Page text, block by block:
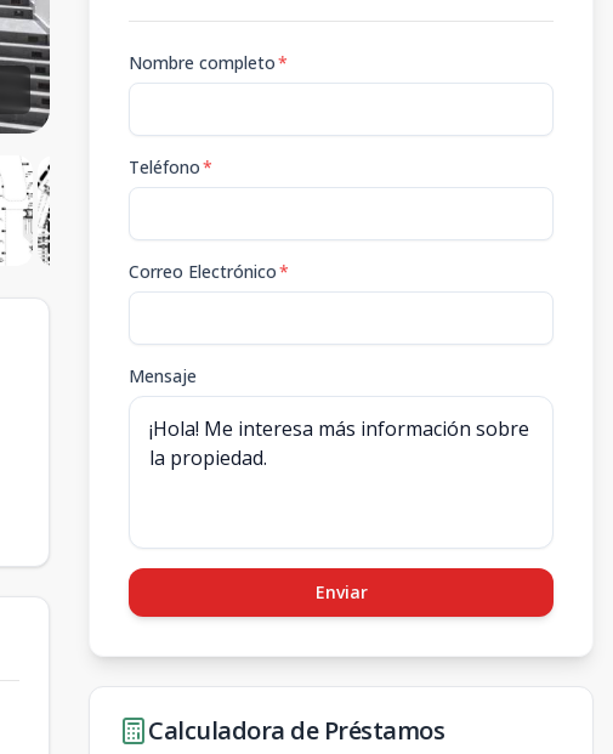
Nombre completo*
Teléfono*
Correo Electrónico*
Mensaje
Enviar
Calculadora de Préstamos